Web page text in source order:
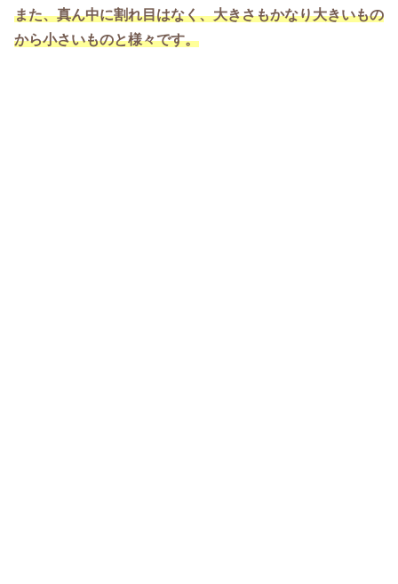
また、真ん中に割れ目はなく、大きさもかなり大きいもの
から小さいものと様々です。